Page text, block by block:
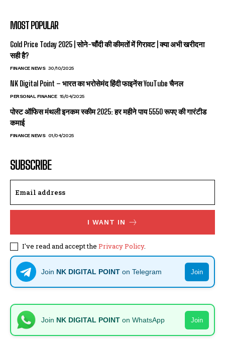
MOST POPULAR
Gold Price Today 2025 | सोने-चाँदी की कीमतों में गिरावट | क्या अभी खरीदना
सही है?
FINANCE NEWS 30/10/2025
NK Digital Point – भारत का भरोसेमंद हिंदी फाइनेंस YouTube चैनल
PERSONAL FINANCE 15/04/2025
पोस्ट ऑफिस मंथली इनकम स्कीम 2025: हर महीने पाय 5550 रूपए की गारंटीड
कमाई
FINANCE NEWS 01/04/2025
SUBSCRIBE
I WANT IN
I've read and accept the Privacy Policy.
Join NK DIGITAL POINT on Telegram Join
Join NK DIGITAL POINT on WhatsApp Join